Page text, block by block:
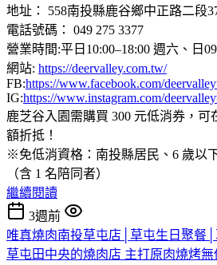
地址： 558南投縣鹿谷鄉中正路二段
電話號碼： 049 275 3377
營業時間:平日10:00–18:00 週六、日
網站: https://deervalley.com.tw/
FB:https://www.facebook.com/
IG:https://www.instagram.com/
鹿芝谷入園需購買 300 元低消券，
額折抵！
※免低消資格：南投縣居民、6 歲以
（含 1 名陪同者）
繼續閱讀
3週前
唯真燒肉南投草屯店│草屯生日聚餐
草屯田中央的燒肉店 主打原肉燒烤